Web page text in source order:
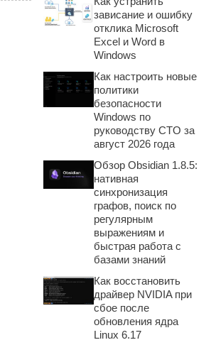
зависание и ошибку
отклика Microsoft
Excel и Word в
Windows
Как настроить новые
политики
безопасности
Windows по
руководству CTO за
август 2026 года
Обзор Obsidian 1.8.5:
нативная
синхронизация
графов, поиск по
регулярным
выражениям и
быстрая работа с
базами знаний
Как восстановить
драйвер NVIDIA при
сбое после
обновления ядра
Linux 6.17